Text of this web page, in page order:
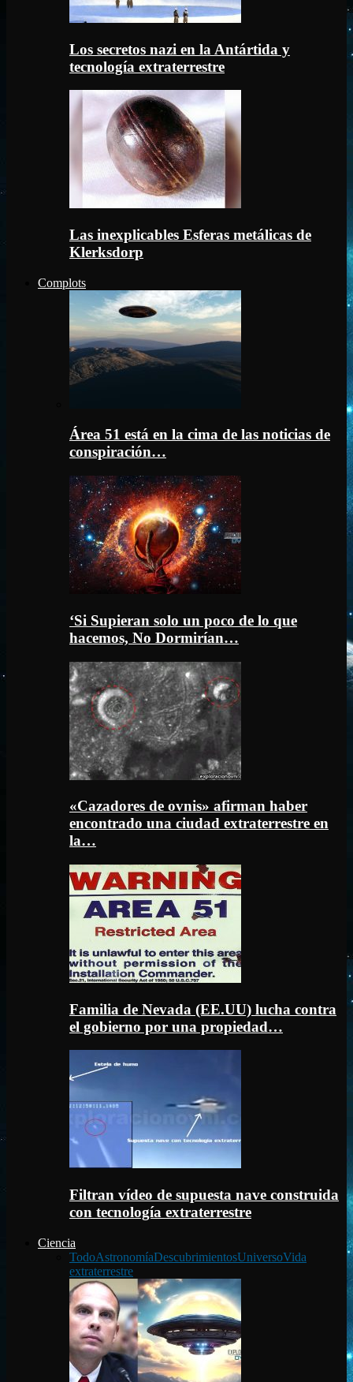
Los secretos nazi en la Antártida y
tecnología extraterrestre
Las inexplicables Esferas metálicas de
Klerksdorp
Complots
Área 51 está en la cima de las noticias de
conspiración…
‘Si Supieran solo un poco de lo que
hacemos, No Dormirían…
«Cazadores de ovnis» afirman haber
encontrado una ciudad extraterrestre en
la…
Familia de Nevada (EE.UU) lucha contra
el gobierno por una propiedad…
Filtran vídeo de supuesta nave construida
con tecnología extraterrestre
Ciencia
TodoAstronomíaDescubrimientosUniversoVida
extraterrestre